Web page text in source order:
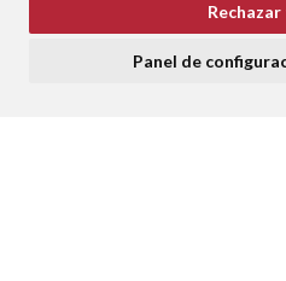
consideramos que acepta su
ninguna acción, se guardarán
Panel de